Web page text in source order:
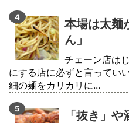
本場は太麺
ん」
チェーン店は
にする店に必ずと言ってい
細の麺をカリカリに...
「抜き」